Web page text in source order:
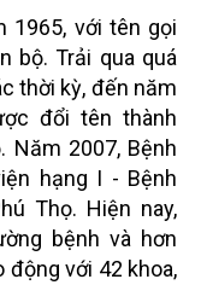
1965, với tên gọi
bộ. Trải qua quá
thời kỳ, đến năm
đổi tên thành
Năm 2007, Bệnh
hạng I - Bệnh
Thọ. Hiện nay,
bệnh và hơn
động với 42 khoa,